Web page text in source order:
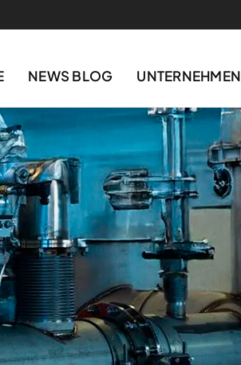
NEWS BLOG UNTERNEHMEN